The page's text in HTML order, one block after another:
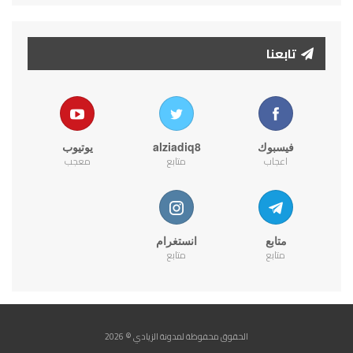
تابعنا
فيسبوك
اعجاب
alziadiq8
متابع
يوتيوب
معجب
متابع
متابع
انستغرام
متابع
الحقوق محفوظة لمدونة الزيادي © 2026